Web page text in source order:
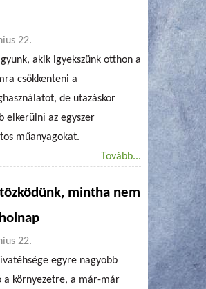
22.
akik igyekszünk otthon a
csökkenteni a
de utazáskor
elkerülni az egyszer
műanyagokat.
Tovább...
mintha nem
22.
egyre nagyobb
a környezetre, a már-már